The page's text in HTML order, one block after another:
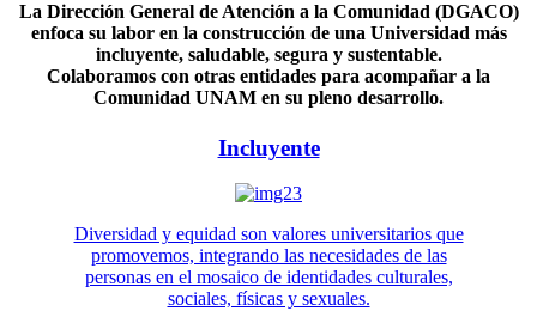
La Dirección General de Atención a la Comunidad (DGACO)
enfoca su labor en la construcción de una Universidad más
incluyente, saludable, segura y sustentable.
Colaboramos con otras entidades para acompañar a la
Comunidad UNAM en su pleno desarrollo.
Incluyente
Diversidad y equidad son valores universitarios que
promovemos, integrando las necesidades de las
personas en el mosaico de identidades culturales,
sociales, físicas y sexuales.